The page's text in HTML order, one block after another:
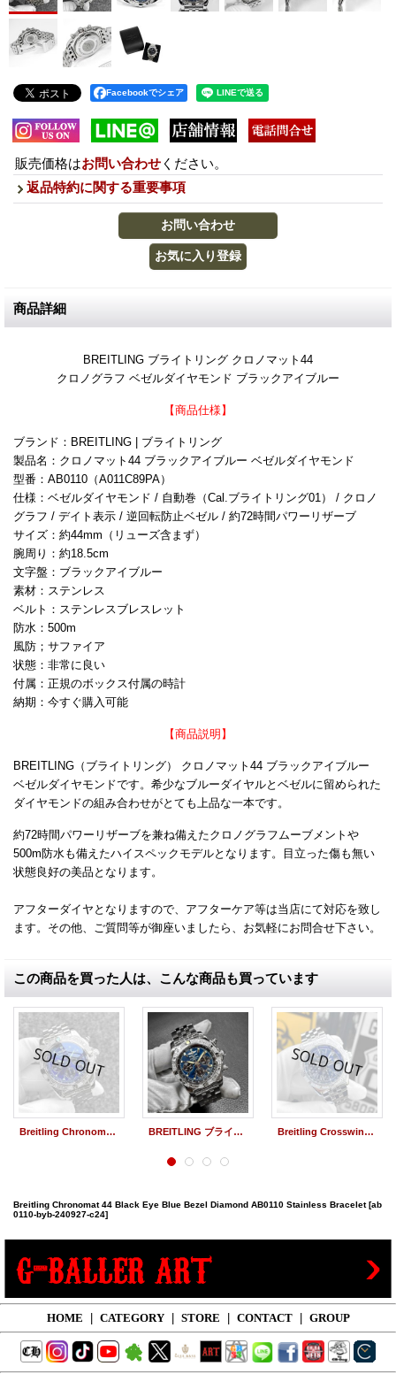
Facebookでシェア
販売価格はお問い合わせ ください。
返品特約に関する重要事項
商品詳細
BREITLING ブライトリング クロノマット44
クロノグラフ ベゼルダイヤモンド ブラックアイブルー
【商品仕様】
ブランド：BREITLING | ブライトリング
製品名：クロノマット44 ブラックアイブルー ベゼルダイヤモンド
型番：AB0110（A011C89PA）
仕様：ベゼルダイヤモンド / 自動巻（Cal.ブライトリング01） / クロノ
グラフ / デイト表示 / 逆回転防止ベゼル / 約72時間パワーリザーブ
サイズ：約44mm（リューズ含まず）
腕周り：約18.5cm
文字盤：ブラックアイブルー
素材：ステンレス
ベルト：ステンレスブレスレット
防水：500m
風防；サファイア
状態：非常に良い
付属：正規のボックス付属の時計
納期：今すぐ購入可能
【商品説明】
BREITLING（ブライトリング） クロノマット44 ブラックアイブルー
ベゼルダイヤモンドです。希少なブルーダイヤルとベゼルに留められた
ダイヤモンドの組み合わせがとても上品な一本です。
約72時間パワーリザーブを兼ね備えたクロノグラフムーブメントや
500m防水も備えたハイスペックモデルとなります。目立った傷も無い
状態良好の美品となります。
アフターダイヤとなりますので、アフターケア等は当店にて対応を致し
ます。その他、ご質問等が御座いましたら、お気軽にお問合せ下さい。
この商品を買った人は、こんな商品も買っています
Breitling Chronomat 44 Black Eye Blue Bezel Diamond AB0110 Stainless Bracelet BREITLING ブライトリング クロノマット44 ベゼルダイヤ ブラックアイブルー ダイヤモンド ベゼル AB0110 44mm Breitling Crosswind Chronograph Bezel Diamond Stainless Pilotstrap Black Roman Dial
Breitling Chronomat 44 Black Eye Blue Bezel Diamond AB0110 Stainless Bracelet[ab
0110-byb-240927-c24]
HOME | CATEGORY | STORE | CONTACT | GROUP